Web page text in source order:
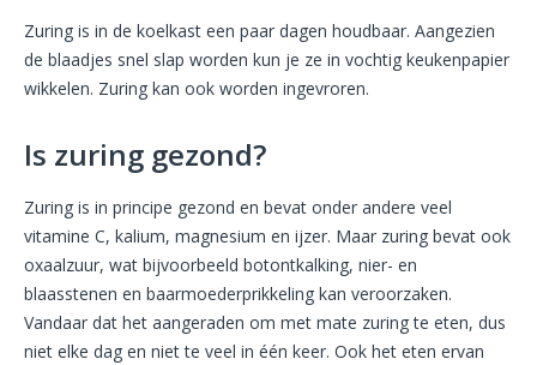
Zuring is in de koelkast een paar dagen houdbaar. Aangezien
de blaadjes snel slap worden kun je ze in vochtig keukenpapier
wikkelen. Zuring kan ook worden ingevroren.
Is zuring gezond?
Zuring is in principe gezond en bevat onder andere veel
vitamine C, kalium, magnesium en ijzer. Maar zuring bevat ook
oxaalzuur, wat bijvoorbeeld botontkalking, nier- en
blaasstenen en baarmoederprikkeling kan veroorzaken.
Vandaar dat het aangeraden om met mate zuring te eten, dus
niet elke dag en niet te veel in één keer. Ook het eten ervan